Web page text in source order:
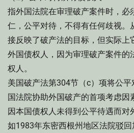
指外国法院在审理破产案件时，必
仁，公平对待，不得有任何歧视。
接反映了破产法的目标，但实际上
外国债权人，因为审理破产案件的
权人。
美国破产法第304节（c）项将公
国法院协助外国破产的首项考虑因
因本国债权人未得到公平待遇而对
如1983年东密西根州地区法院驳